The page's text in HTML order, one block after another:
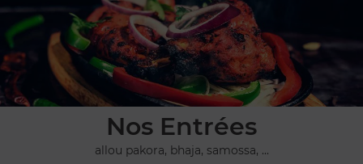
Nos Entrées
allou pakora, bhaja, samossa, ...